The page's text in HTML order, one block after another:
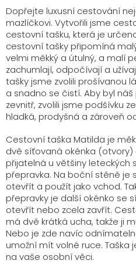
Dopřejte luxusní cestování
mazlíčkovi. Vytvořili jsme
cestovní tašku, která je
cestovní tašky připomíná
velmi měkký a útulný, a malí
zachumlají, odpočívají a
tašky jsme zvolili prošívanou
a snadno se čistí. Aby byl
zevnitř, zvolili jsme podšívku
hladká, prodyšná a zároveň
Cestovní taška Matilda je
dvě síťovaná okénka
přijatelná u většiny leteckých
přepravka. Na boční stěně je
otevřít a použít jako vchod.
přepravky je další okénko se
otevřít nebo zcela zavřít.
má dvě krátká ucha, takže ji
Nebo je zde navíc
umožní mít volné ruce. Taška
na vaše osobní věci.